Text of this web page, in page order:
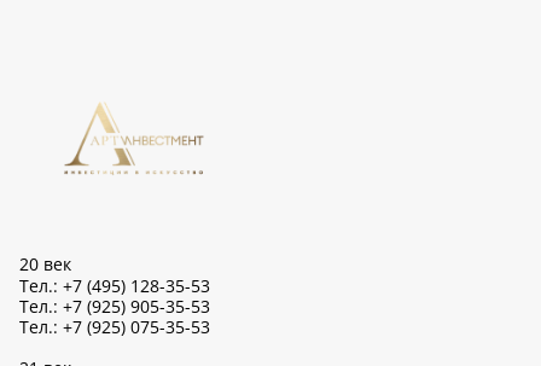
20 век
Тел.: +7 (495) 128-35-53
Тел.: +7 (925) 905-35-53
Тел.: +7 (925) 075-35-53